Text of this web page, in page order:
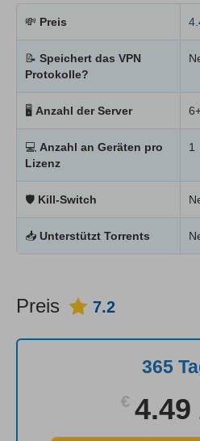
💸 Preis
📝 Speichert das VPN
Protokolle?
🖥 Anzahl der Server
💻 Anzahl an Geräten pro
Lizenz
1
🛡 Kill-Switch
📥 Unterstützt Torrents
Preis 7.2
365
€ 4.49